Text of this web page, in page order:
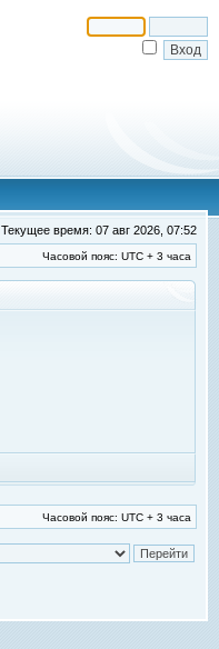
Текущее время: 07 авг 2026, 07:52
Часовой пояс: UTC + 3 часа
Часовой пояс: UTC + 3 часа